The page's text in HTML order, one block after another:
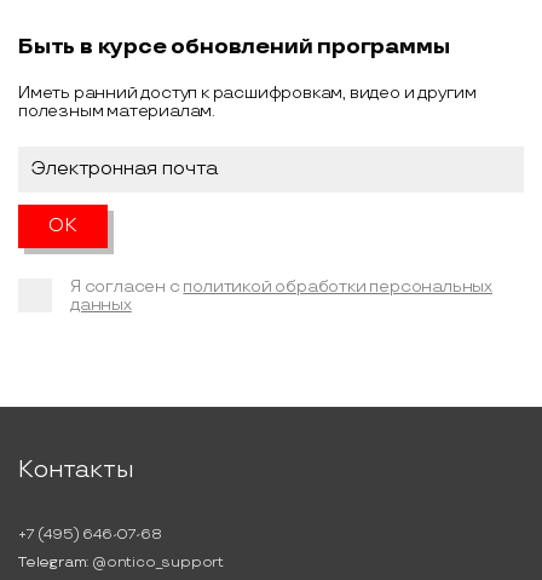
Быть в курсе обновлений программы
Иметь ранний доступ к расшифровкам, видео и другим
полезным материалам.
Я согласен с политикой обработки персональных
данных
Контакты
+7 (495) 646-07-68
Telegram: @ontico_support